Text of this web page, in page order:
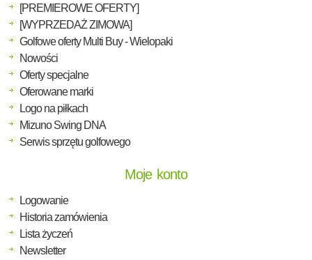
[PREMIEROWE OFERTY]
[WYPRZEDAŻ ZIMOWA]
Golfowe oferty Multi Buy - Wielopaki
Nowości
Oferty specjalne
Oferowane marki
Logo na piłkach
Mizuno Swing DNA
Serwis sprzętu golfowego
Moje konto
Logowanie
Historia zamówienia
Lista życzeń
Newsletter